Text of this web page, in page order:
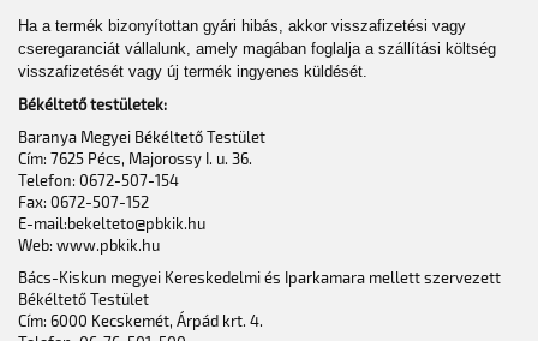
Ha a termék bizonyítottan gyári hibás, akkor visszafizetési vagy
cseregaranciát vállalunk, amely magában foglalja a szállítási költség
visszafizetését vagy új termék ingyenes küldését.
Békéltető testületek:
Baranya Megyei Békéltető Testület
Cím: 7625 Pécs, Majorossy I. u. 36.
Telefon: 0672-507-154
Fax: 0672-507-152
E-mail:bekelteto@pbkik.hu
Web: www.pbkik.hu
Bács-Kiskun megyei Kereskedelmi és Iparkamara mellett szervezett
Békéltető Testület
Cím: 6000 Kecskemét, Árpád krt. 4.